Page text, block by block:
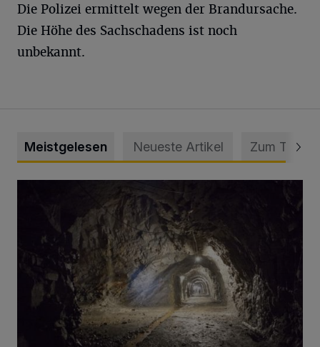
Die Polizei ermittelt wegen der Brandursache.
Die Höhe des Sachschadens ist noch
unbekannt.
Meistgelesen Neueste Artikel Zum Thema